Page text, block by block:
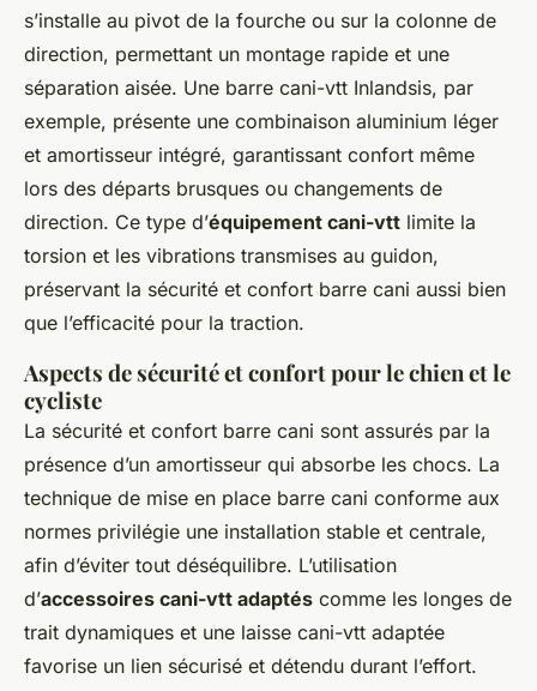
s’installe au pivot de la fourche ou sur la colonne de
direction, permettant un montage rapide et une
séparation aisée. Une barre cani-vtt Inlandsis, par
exemple, présente une combinaison aluminium léger
et amortisseur intégré, garantissant confort même
lors des départs brusques ou changements de
direction. Ce type d’équipement cani-vtt limite la
torsion et les vibrations transmises au guidon,
préservant la sécurité et confort barre cani aussi bien
que l’efficacité pour la traction.
Aspects de sécurité et confort pour le chien et le
cycliste
La sécurité et confort barre cani sont assurés par la
présence d’un amortisseur qui absorbe les chocs. La
technique de mise en place barre cani conforme aux
normes privilégie une installation stable et centrale,
afin d’éviter tout déséquilibre. L’utilisation
d’accessoires cani-vtt adaptés comme les longes de
trait dynamiques et une laisse cani-vtt adaptée
favorise un lien sécurisé et détendu durant l’effort.